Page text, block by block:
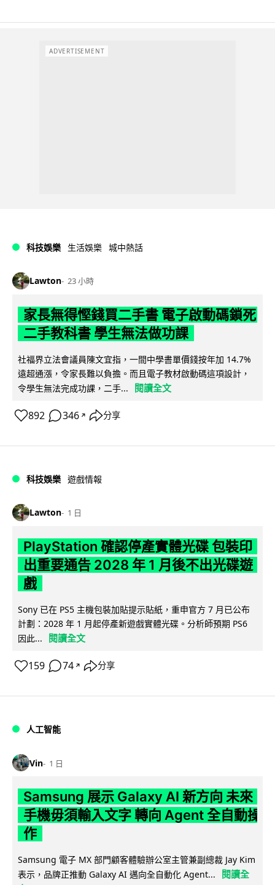
ADVERTISEMENT
科技娛樂 生活娛樂 城中熱話
Lawton 23 小時
家長無得慳錢買二手書 電子啟動碼鎖死
二手教科書 學生無法做功課
社福界立法會議員陳文宜指，一間中學書單價錢按年加 14.7%
遠超通漲，令家長難以負擔。而且電子教材啟動碼這項設計，
令學生無法完成功課，二手...
閱讀全文
892 346 ↗ 分享
科技娛樂 遊戲情報
Lawton 1 日
PlayStation 確認停產實體光碟 包裝印
出重要通告 2028 年 1 月後不出光碟遊
戲
Sony 已在 PS5 主機包裝加貼提示貼紙，重申官方 7 月已公布
計劃：2028 年 1 月起停產新遊戲實體光碟。分析師預期 PS6
因此...
閱讀全文
159 74 ↗ 分享
人工智能
Vin 1 日
Samsung 展示 Galaxy AI 新方向 未來
手機毋須輸入文字 轉向 Agent 全自動操
作
Samsung 電子 MX 部門顧客體驗辦公室主管兼副總裁 Jay Kim
表示，品牌正推動 Galaxy AI 邁向全自動化 Agent...
閱讀全